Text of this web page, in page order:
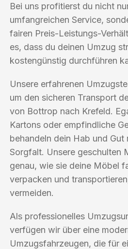
Bei uns profitierst du nicht
umfangreichen Service,
fairen Preis-Leistungs-
es, dass du deinen Umzug
kostengünstig durchführen
Unsere erfahrenen
um den sicheren Transport
von Bottrop nach Krefeld.
Kartons oder empfindliche
behandeln dein Hab und Gut
Sorgfalt. Unsere geschulten
genau, wie sie deine Möbel
verpacken und
vermeiden.
Als professionelles
verfügen wir über eine
Umzugsfahrzeugen, die für